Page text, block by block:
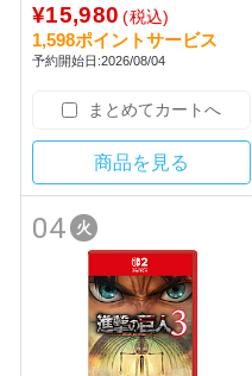
ー DLC」
¥15,980 (税込)
1,598ポイントサービス
予約開始日:2026/08/04
まとめてカートへ
商品を見る
04 火